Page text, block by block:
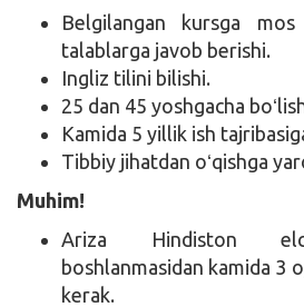
Belgilangan kursga
talablarga javob berishi.
Ingliz tilini bilishi.
25 dan 45 yoshgacha
Kamida 5 yillik ish
Tibbiy jihatdan oʻqishga
Muhim!
Ariza Hindiston
boshlanmasidan kamida 3
kerak.